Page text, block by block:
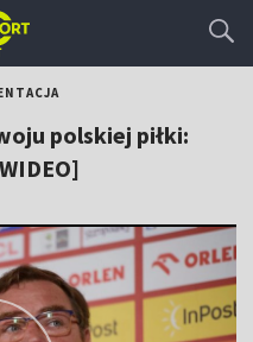
polskiej piłki: